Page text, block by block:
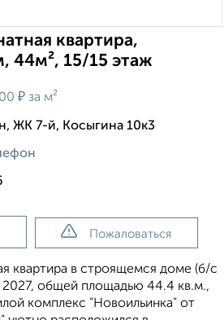
квартира,
44м², 15/15 этаж
₽ за м²
ЖК 7-й, Косыгина 10к3
Пожаловаться
квартира в строящемся доме (б/с
2027, общей площадью 44.4 кв.м.,
комплекс "Новоильинка" от